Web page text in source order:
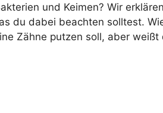
und Keimen? Wir
du dabei beachten solltest.
Zähne putzen soll, aber